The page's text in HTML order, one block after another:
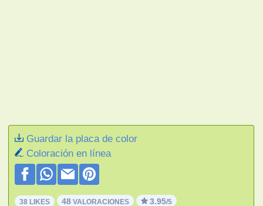
Guardar la placa de color
Coloración en línea
38 LIKES 48 VALORACIONES 3.95/5